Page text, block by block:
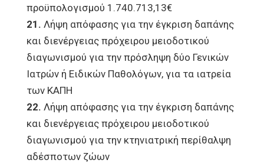
προϋπολογισμού 1.740.713,13€
21. Λήψη απόφασης για την έγκριση δαπάνης
και διενέργειας πρόχειρου μειοδοτικού
διαγωνισμού για την πρόσληψη δύο Γενικών
Ιατρών ή Ειδικών Παθολόγων, για τα ιατρεία
των ΚΑΠΗ
22. Λήψη απόφασης για την έγκριση δαπάνης
και διενέργειας πρόχειρου μειοδοτικού
διαγωνισμού για την κτηνιατρική περίθαλψη
αδέσποτων ζώων